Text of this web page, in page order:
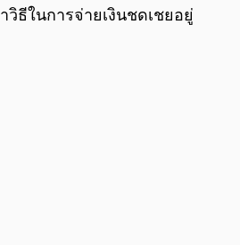
ธีในการจ่ายเงินชดเชยอยู่